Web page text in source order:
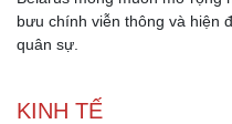
bưu chính viễn thông và hiện
quân sự.
KINH TẾ